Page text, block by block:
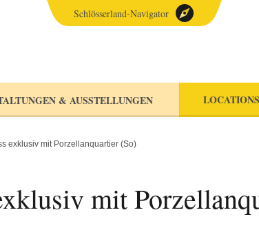
& AUSSTELLUNGEN
Schlösserland-Navigator
exklusiv mit Porzellanquartier (So)
mit